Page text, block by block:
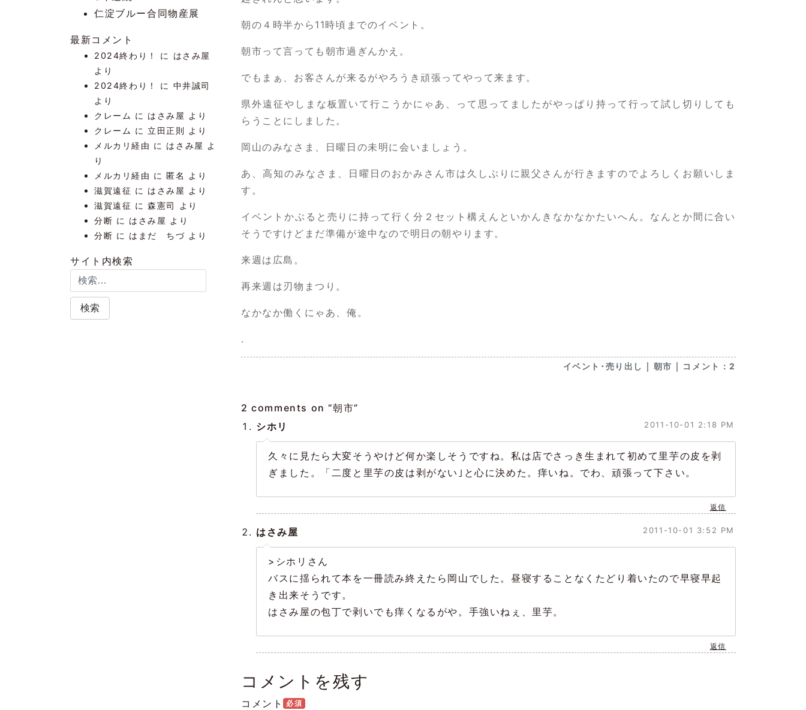
朝の４時半から11時頃までのイベント。
朝市って言っても朝市過ぎんかえ。
でもまぁ、お客さんが来るがやろうき頑張ってやって来ます。
県外遠征やしまな板置いて行こうかにゃあ、って思ってましたがやっぱり持って行って試し切りしても
らうことにしました。
岡山のみなさま、日曜日の未明に会いましょう。
あ、高知のみなさま、日曜日のおかみさん市は久しぶりに親父さんが行きますのでよろしくお願いしま
す。
イベントかぶると売りに持って行く分２セット構えんといかんきなかなかたいへん。なんとか間に合い
そうですけどまだ準備が途中なので明日の朝やります。
来週は広島。
再来週は刃物まつり。
なかなか働くにゃあ、俺。
.
イベント･売り出し ｜ 朝市 ｜ コメント：2
2 comments on “朝市”
シホリ
2011-10-01 2:18 PM
久々に見たら大変そうやけど何か楽しそうですね。私は店でさっき生まれて初めて里芋の皮を剥
ぎました。「二度と里芋の皮は剥がない｣と心に決めた。痒いね。でわ、頑張って下さい。
返信
はさみ屋 2011-10-01 3:52 PM
>シホリさん
バスに揺られて本を一冊読み終えたら岡山でした。昼寝することなくたどり着いたので早寝早起
き出来そうです。
はさみ屋の包丁で剥いでも痒くなるがや。手強いねぇ、里芋。
返信
コメントを残す
コメント 必須
仁淀ブルー合同物産展
最新コメント
2024終わり！ に はさみ屋
より
2024終わり！
に 中井誠司
より
クレーム に はさみ屋 より
クレーム に 立田正則 より
メルカリ経由 に はさみ屋 よ
り
メルカリ経由 に匿名
より
滋賀遠征 に はさみ屋 より
滋賀遠征 に森憲司
より
分断 に はさみ屋 より
分断 に はまだ ちづ より
サイト内検索